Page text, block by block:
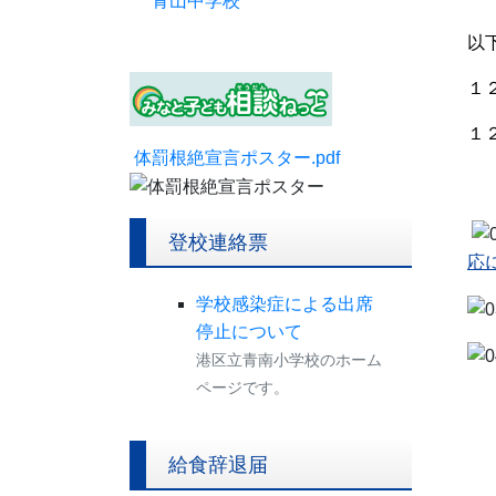
体罰根絶宣言ポスター.pdf
登校連絡票
学校感染症による出席
停止について
港区立青南小学校のホーム
ページです。
給食辞退届
以
１
１
応